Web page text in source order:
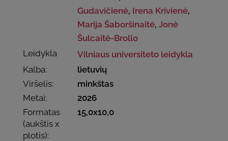
Gudavičienė, Irena Krivienė,
Marija Šaboršinaitė,Jonė
Šulcaitė-Brollo
Leidykla
Vilniaus universiteto leidykla
Kalba:
lietuvių
Viršelis:
minkštas
Metai:
2026
Formatas
(aukštis x
plotis):
15,0x10,0